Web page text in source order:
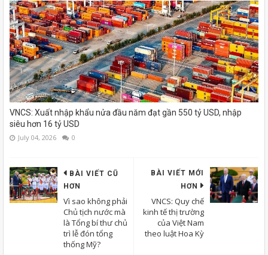
VNCS: Xuất nhập khẩu nửa đầu năm đạt gần 550 tỷ USD, nhập
siêu hơn 16 tỷ USD
July 04, 2026 0
BÀI VIẾT MỚI
HƠN
VNCS: Quy chế
kinh tế thị trường
của Việt Nam
theo luật Hoa Kỳ
BÀI VIẾT CŨ
HƠN
Vì sao không phải
Chủ tịch nước mà
là Tổng bí thư chủ
trì lễ đón tổng
thống Mỹ?